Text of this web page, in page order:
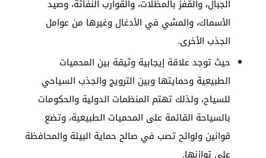
الجبال، والقفز بالمظلات، والقوارب النفاثة، وصيد
الأسماك، والمشي في الأدغال وغيرها من عوامل
الجذب الأخرى.
حيث توجد علاقة إيجابية وثيقة بين المحميات
الطبيعية وحمايتها وبين الترويج والجذب السياحي
للسياح، ولذلك تهتم المنظمات الدولية والحكومات
بالسياحة القائمة على المحميات الطبيعية، وتضع
قوانين ولوائح تصب في صالح حماية البيئة والمحافظة
على توازنها.